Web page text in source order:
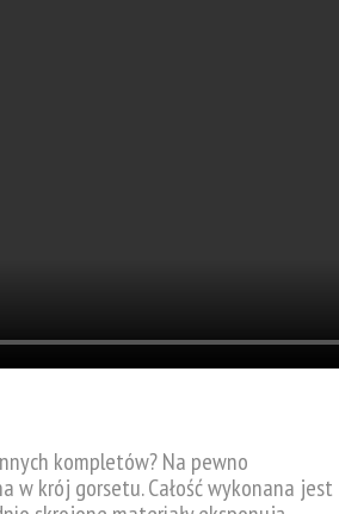
kompletów? Na pewno
w krój gorsetu. Całość wykonana jest